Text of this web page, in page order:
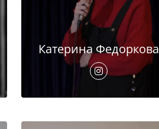
Катерина Федоркова